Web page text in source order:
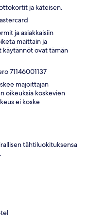
ja käteisen.
ja asiakkaisiin
maittain ja
käytännöt ovat tämän
71146001137
majoittajan
oikeuksia koskevien
ei koske
tähtiluokituksensa